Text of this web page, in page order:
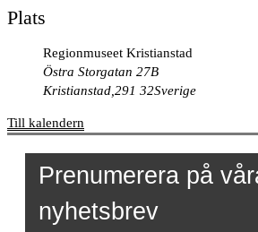
Plats
Regionmuseet Kristianstad
Östra Storgatan 27B
Kristianstad,291 32Sverige
Till kalendern
Prenumerera på
nyhetsbrev